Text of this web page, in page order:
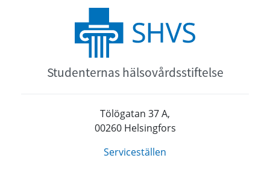
Studenternas hälsovårdsstiftelse
Tölögatan 37 A,
00260 Helsingfors
Serviceställen